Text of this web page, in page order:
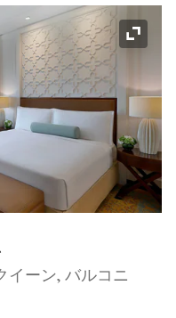
アイ
イーン, バルコニ